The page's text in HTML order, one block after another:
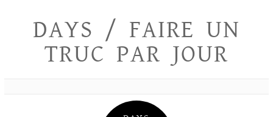
DAYS / FAIRE UN
TRUC PAR JOUR